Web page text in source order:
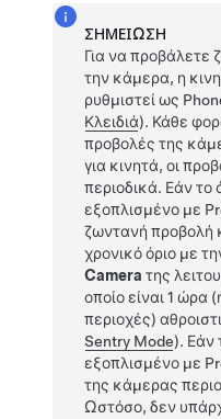
ΣΗΜΕΊΩΣΗ
Για να προβάλετε
την κάμερα, η
ρυθμιστεί ως
Κλειδιά). Κάθε
προβολές της
για κινητά, οι
περιοδικά. Εάν το
εξοπλισμένο με
ζωντανή προβολή
χρονικό όριο με
Camera της
οποίο είναι 1 ώρα
περιοχές)
Sentry Mode). Εάν
εξοπλισμένο με
της κάμερας
Ωστόσο, δεν